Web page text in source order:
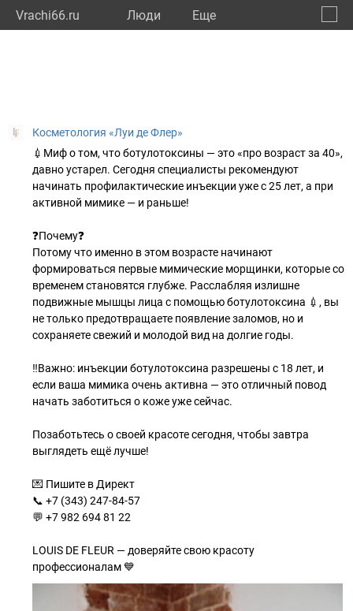
Vrachi66.ru Люди Eще
Косметология «Луи де Флер»
💉Миф о том, что ботулотоксины — это «про возраст за 40»,
давно устарел. Сегодня специалисты рекомендуют
начинать профилактические инъекции уже с 25 лет, а при
активной мимике — и раньше!
❓Почему❓
Потому что именно в этом возрасте начинают
формироваться первые мимические морщинки, которые со
временем становятся глубже. Расслабляя излишне
подвижные мышцы лица с помощью ботулотоксина 💉, вы
не только предотвращаете появление заломов, но и
сохраняете свежий и молодой вид на долгие годы.
‼️Важно: инъекции ботулотоксина разрешены с 18 лет, и
если ваша мимика очень активна — это отличный повод
начать заботиться о коже уже сейчас.
Позаботьтесь о своей красоте сегодня, чтобы завтра
выглядеть ещё лучше!
💌 Пишите в Директ
📞 +7 (343) 247-84-57
💬 +7 982 694 81 22
LOUIS DE FLEUR — доверяйте свою красоту
профессионалам 💙